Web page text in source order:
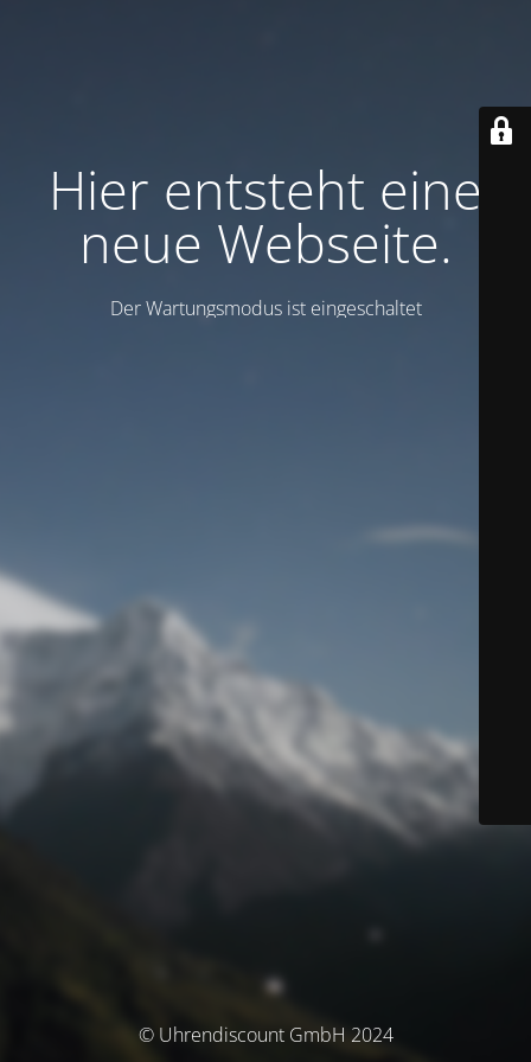
Hier entsteht eine
neue Webseite.
Der Wartungsmodus ist eingeschaltet
© Uhrendiscount GmbH 2024